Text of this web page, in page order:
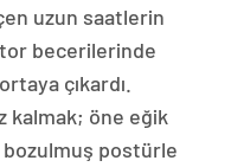
uzun saatlerin
becerilerinde
çıkardı.
kalmak; öne eğik
bozulmuş postürle